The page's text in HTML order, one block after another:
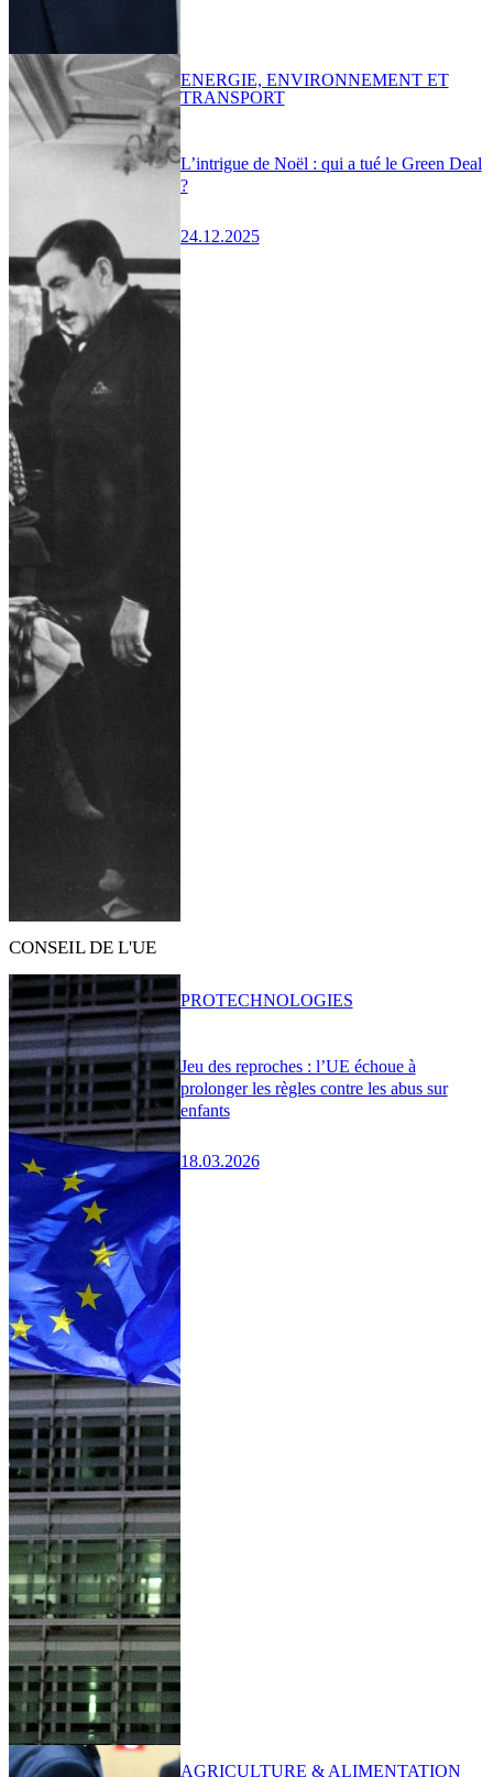
L’intrigue de Noël : qui a tué le Green Deal
?
24.12.2025
ENERGIE, ENVIRONNEMENT ET
TRANSPORT
CONSEIL DE L'UE
Jeu des reproches : l’UE échoue à
prolonger les règles contre les abus sur
enfants
18.03.2026
PROTECHNOLOGIES
AGRICULTURE & ALIMENTATION